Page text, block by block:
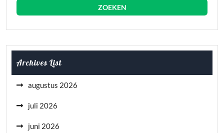
Archives List
augustus 2026
juli 2026
juni 2026